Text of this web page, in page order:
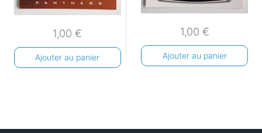
1,00€
Ajouter au panier
1,00 €
Ajouter au panier